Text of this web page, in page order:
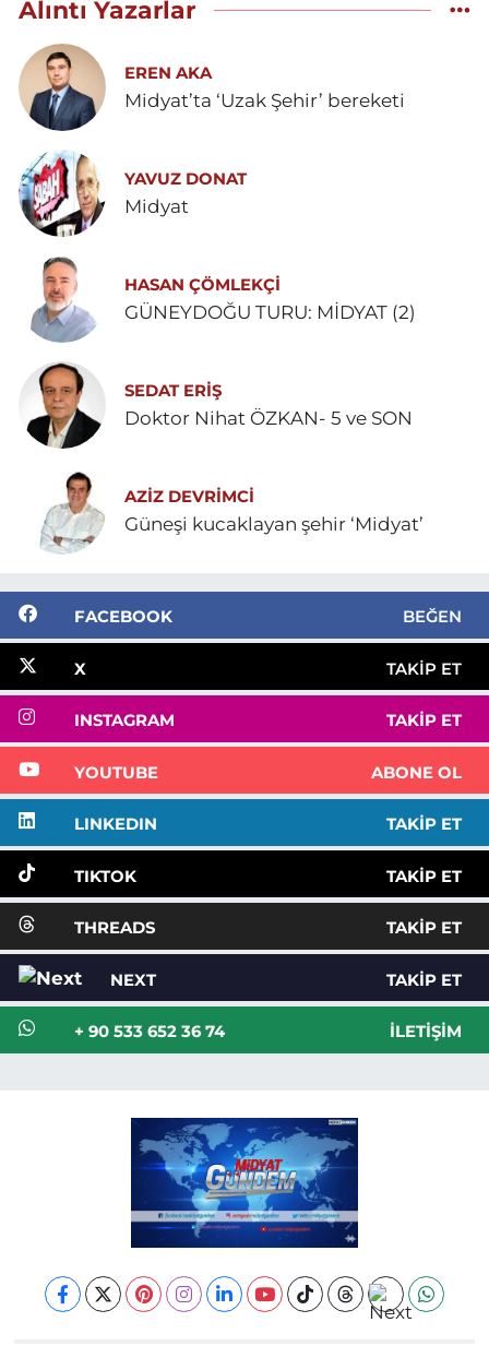
Alıntı Yazarlar
EREN AKA
Midyat’ta ‘Uzak Şehir’ bereketi
YAVUZ DONAT
Midyat
HASAN ÇÖMLEKÇİ
GÜNEYDOĞU TURU: MİDYAT (2)
SEDAT ERİŞ
Doktor Nihat ÖZKAN- 5 ve SON
AZIZ DEVRIMCI
Güneşi kucaklayan şehir ‘Midyat’
FACEBOOK BEĞEN
X TAKIP ET
INSTAGRAM TAKIP ET
YOUTUBE ABONE OL
LINKEDIN TAKIP ET
TIKTOK TAKIP ET
THREADS TAKIP ET
NEXT TAKIP ET
+ 90 533 652 36 74 İLETIŞIM